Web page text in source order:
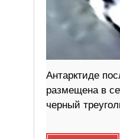
Антарктиде
размещена в
черный